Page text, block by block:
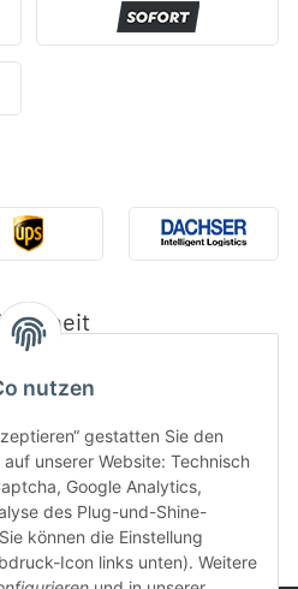
nutzen
gestatten Sie den
unserer Website: Technisch
Google Analytics,
des Plug-und-Shine-
können die Einstellung
Icon links unten). Weitere